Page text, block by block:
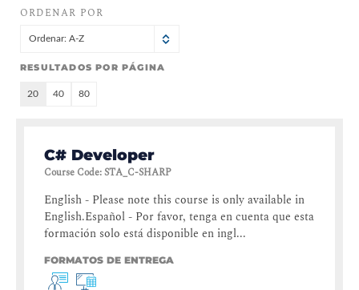
ORDENAR POR
Ordenar: A-Z
RESULTADOS POR PÁGINA
20 40 80
C# Developer
Course Code:STA_C-SHARP
English - Please note this course is only available in
English.Español - Por favor, tenga en cuenta que esta
formación solo está disponible en ingl...
FORMATOS DE ENTREGA